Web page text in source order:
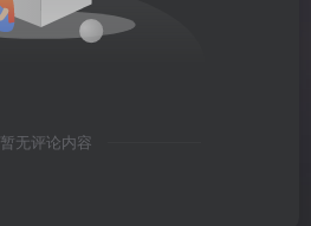
暂无评论内容